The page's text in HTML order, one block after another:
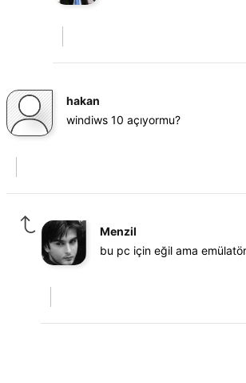
hakan
windiws 10 açıyormu?
Menzil
bu pc için eğil ama